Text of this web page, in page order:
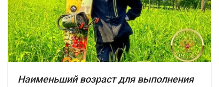
Наименьший возраст для выполнения